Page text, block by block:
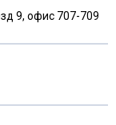
9, офис 707-709